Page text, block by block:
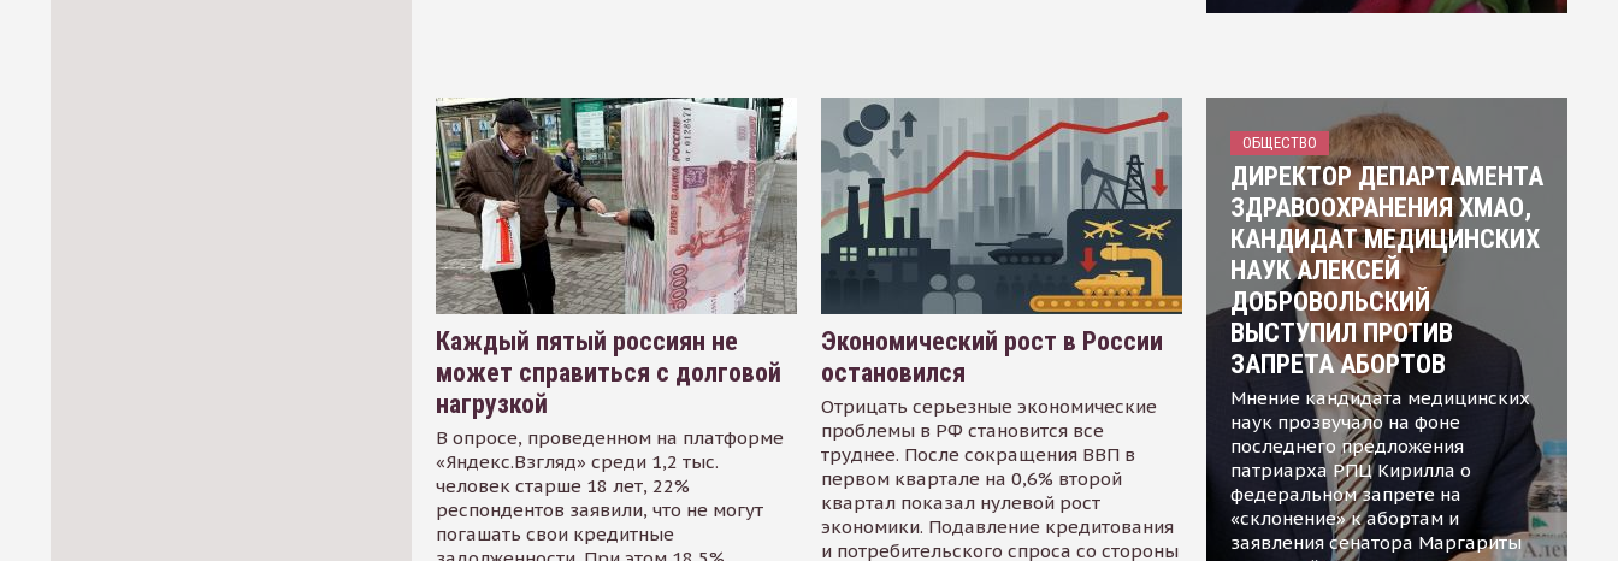
Каждый пятый россиян не
может справиться с долговой
нагрузкой
В опросе, проведенном на платформе
«Яндекс.Взгляд» среди 1,2 тыс.
человек старше 18 лет, 22%
респондентов заявили, что не могут
погашать свои кредитные
Экономический рост в России
остановился
Отрицать серьезные экономические
проблемы в РФ становится все
труднее. После сокращения ВВП в
первом квартале на 0,6% второй
квартал показал нулевой рост
экономики. Подавление кредитования
и потребительского спроса со стороны
ОБЩЕСТВО
ДИРЕКТОР ДЕПАРТАМЕНТА
ЗДРАВООХРАНЕНИЯ ХМАО,
КАНДИДАТ МЕДИЦИНСКИХ
НАУК АЛЕКСЕЙ
ДОБРОВОЛЬСКИЙ
ВЫСТУПИЛ ПРОТИВ
ЗАПРЕТА АБОРТОВ
Мнение кандидата медицинских
наук прозвучало на фоне
последнего предложения
патриарха РПЦ Кирилла о
федеральном запрете на
«склонение» к абортам и
заявления сенатора Маргариты